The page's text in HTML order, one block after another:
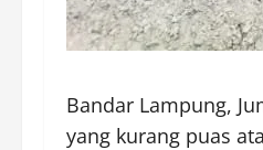
Bandar Lampung,
yang kurang puas